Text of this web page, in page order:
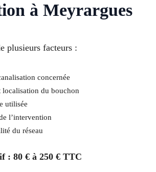
à Meyrargues
plusieurs facteurs :
concernée
localisation du bouchon
utilisée
l’intervention
du réseau
: 80 € à 250 € TTC